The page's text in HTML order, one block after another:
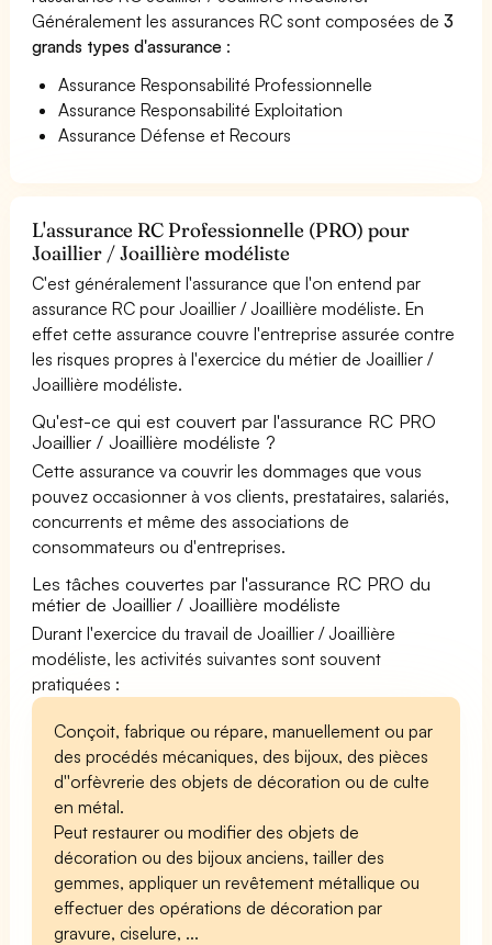
Généralement les assurances RC sont composées de3
grands types d'assurance :
Assurance Responsabilité Professionnelle
Assurance Responsabilité Exploitation
Assurance Défense et Recours
L'assurance RC Professionnelle (PRO) pour
Joaillier / Joaillière modéliste
C'est généralement l'assurance que l'on entend par
assurance RC pour Joaillier / Joaillière modéliste. En
effet cette assurance couvre l'entreprise assurée contre
les risques propres à l'exercice du métier de Joaillier /
Joaillière modéliste.
Qu'est-ce qui est couvert par l'assurance RC PRO
Joaillier / Joaillière modéliste ?
Cette assurance va couvrir les dommages que vous
pouvez occasionner à vos clients, prestataires, salariés,
concurrents et même des associations de
consommateurs ou d'entreprises.
Les tâches couvertes par l'assurance RC PRO du
métier de Joaillier / Joaillière modéliste
Durant l'exercice du travail de Joaillier / Joaillière
modéliste, les activités suivantes sont souvent
pratiquées :
Conçoit, fabrique ou répare, manuellement ou par
des procédés mécaniques, des bijoux, des pièces
d''orfèvrerie des objets de décoration ou de culte
en métal.
Peut restaurer ou modifier des objets de
décoration ou des bijoux anciens, tailler des
gemmes, appliquer un revêtement métallique ou
effectuer des opérations de décoration par
gravure, ciselure, ...